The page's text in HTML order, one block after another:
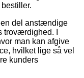
del anstændige
I
man kan afgive
hvilket lige så vel
kunders